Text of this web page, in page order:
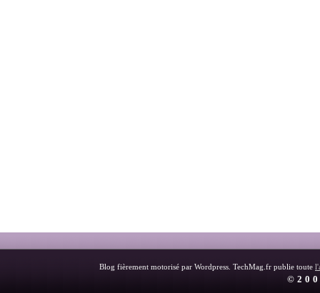
Blog fièrement motorisé par Wordpress. TechMag.fr publie toute